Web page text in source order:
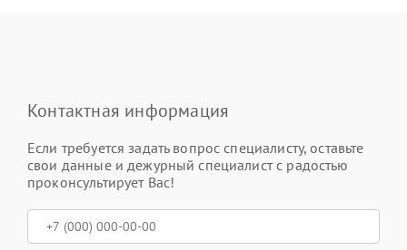
Контактная информация
Если требуется задать вопрос специалисту, оставьте
свои данные и дежурный специалист с радостью
проконсультирует Вас!